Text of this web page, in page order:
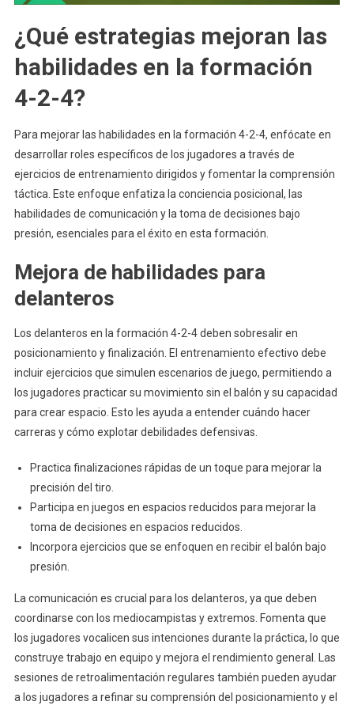
¿Qué estrategias mejoran las
habilidades en la formación
4-2-4?
Para mejorar las habilidades en la formación 4-2-4, enfócate en
desarrollar roles específicos de los jugadores a través de
ejercicios de entrenamiento dirigidos y fomentar la comprensión
táctica. Este enfoque enfatiza la conciencia posicional, las
habilidades de comunicación y la toma de decisiones bajo
presión, esenciales para el éxito en esta formación.
Mejora de habilidades para
delanteros
Los delanteros en la formación 4-2-4 deben sobresalir en
posicionamiento y finalización. El entrenamiento efectivo debe
incluir ejercicios que simulen escenarios de juego, permitiendo a
los jugadores practicar su movimiento sin el balón y su capacidad
para crear espacio. Esto les ayuda a entender cuándo hacer
carreras y cómo explotar debilidades defensivas.
Practica finalizaciones rápidas de un toque para mejorar la
precisión del tiro.
Participa en juegos en espacios reducidos para mejorar la
toma de decisiones en espacios reducidos.
Incorpora ejercicios que se enfoquen en recibir el balón bajo
presión.
La comunicación es crucial para los delanteros, ya que deben
coordinarse con los mediocampistas y extremos. Fomenta que
los jugadores vocalicen sus intenciones durante la práctica, lo que
construye trabajo en equipo y mejora el rendimiento general. Las
sesiones de retroalimentación regulares también pueden ayudar
a los jugadores a refinar su comprensión del posicionamiento y el